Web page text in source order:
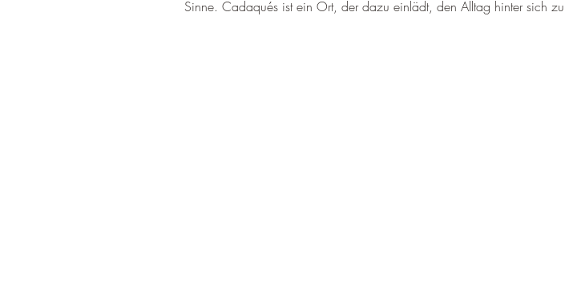
Sinne. Cadaqués ist ein Ort, der dazu einlädt, den Alltag hinter sich